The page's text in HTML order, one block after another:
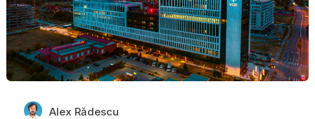
Alex Rădescu